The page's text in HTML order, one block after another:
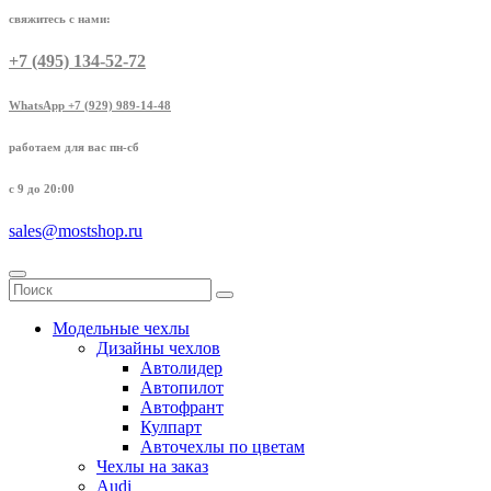
свяжитесь с нами:
+7 (495) 134-52-72
WhatsApp +7 (929) 989-14-48
работаем для вас пн-сб
с 9 до 20:00
sales@mostshop.ru
Модельные чехлы
Дизайны чехлов
Автолидер
Автопилот
Автофрант
Кулпарт
Авточехлы по цветам
Чехлы на заказ
Audi